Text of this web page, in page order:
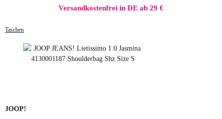
Versandkostenfrei in DE ab 29 €
Taschen
JOOP!